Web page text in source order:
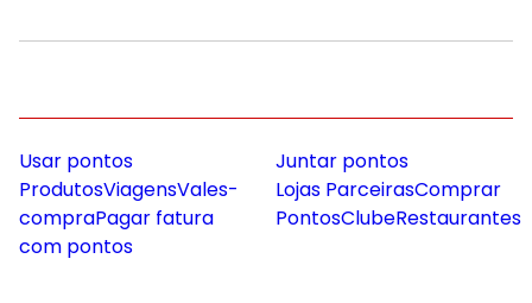
Usar pontos
ProdutosViagensVales-
compraPagar fatura
com pontos
Juntar pontos
Lojas ParceirasComprar
PontosClubeRestaurantes